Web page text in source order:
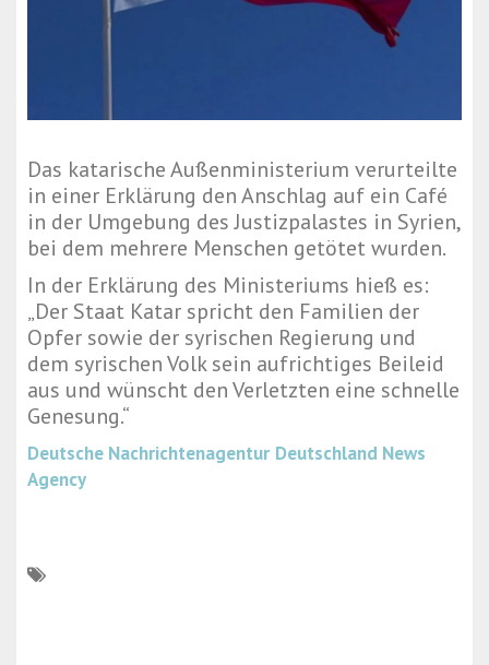
Das katarische Außenministerium verurteilte
in einer Erklärung den Anschlag auf ein Café
in der Umgebung des Justizpalastes in Syrien,
bei dem mehrere Menschen getötet wurden.
In der Erklärung des Ministeriums hieß es:
„Der Staat Katar spricht den Familien der
Opfer sowie der syrischen Regierung und
dem syrischen Volk sein aufrichtiges Beileid
aus und wünscht den Verletzten eine schnelle
Genesung.“
Deutsche Nachrichtenagentur Deutschland News
Agency